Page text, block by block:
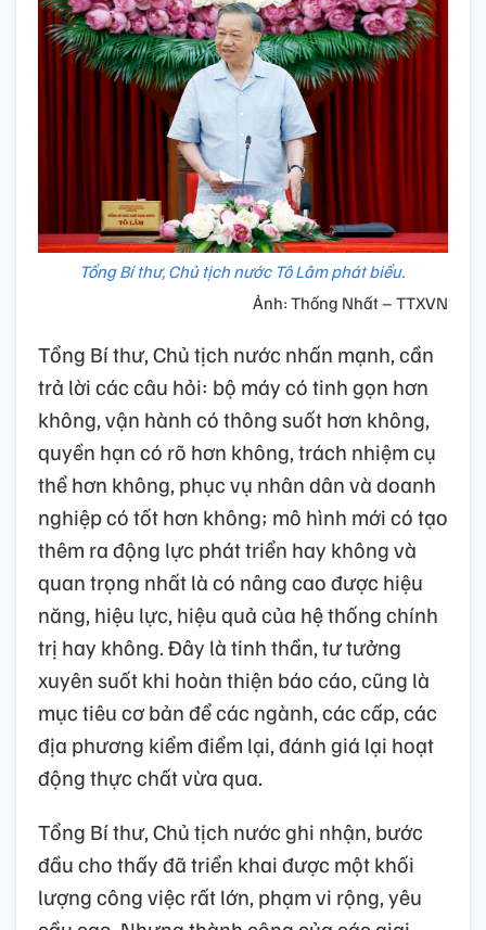
Tổng Bí thư, Chủ tịch nước Tô Lâm phát biểu.
Ảnh: Thống Nhất – TTXVN
Tổng Bí thư, Chủ tịch nước nhấn mạnh, cần
trả lời các câu hỏi: bộ máy có tinh gọn hơn
không, vận hành có thông suốt hơn không,
quyền hạn có rõ hơn không, trách nhiệm cụ
thể hơn không, phục vụ nhân dân và doanh
nghiệp có tốt hơn không; mô hình mới có tạo
thêm ra động lực phát triển hay không và
quan trọng nhất là có nâng cao được hiệu
năng, hiệu lực, hiệu quả của hệ thống chính
trị hay không. Đây là tinh thần, tư tưởng
xuyên suốt khi hoàn thiện báo cáo, cũng là
mục tiêu cơ bản để các ngành, các cấp, các
địa phương kiểm điểm lại, đánh giá lại hoạt
động thực chất vừa qua.
Tổng Bí thư, Chủ tịch nước ghi nhận, bước
đầu cho thấy đã triển khai được một khối
lượng công việc rất lớn, phạm vi rộng, yêu